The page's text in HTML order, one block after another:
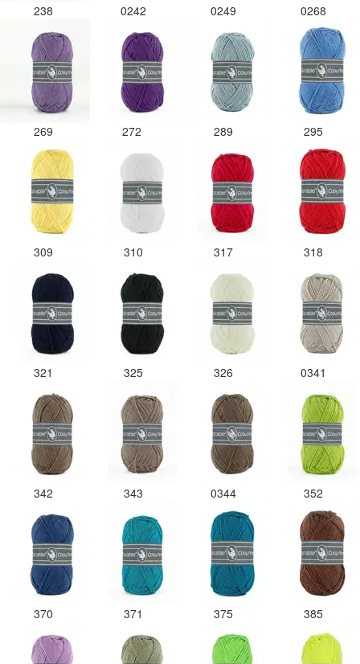
238 0242 0249 0268
269 272 289 295
309 310 317 318
321 325 326 0341
342 343 0344 352
370 371 375 385